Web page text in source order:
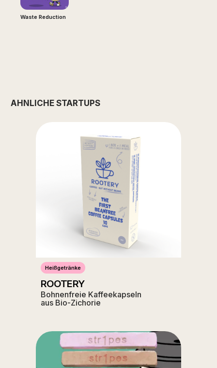
Waste Reduction
ÄHNLICHE STARTUPS
Heißgetränke
ROOTERY
Bohnenfreie Kaffeekapseln
aus Bio-Zichorie